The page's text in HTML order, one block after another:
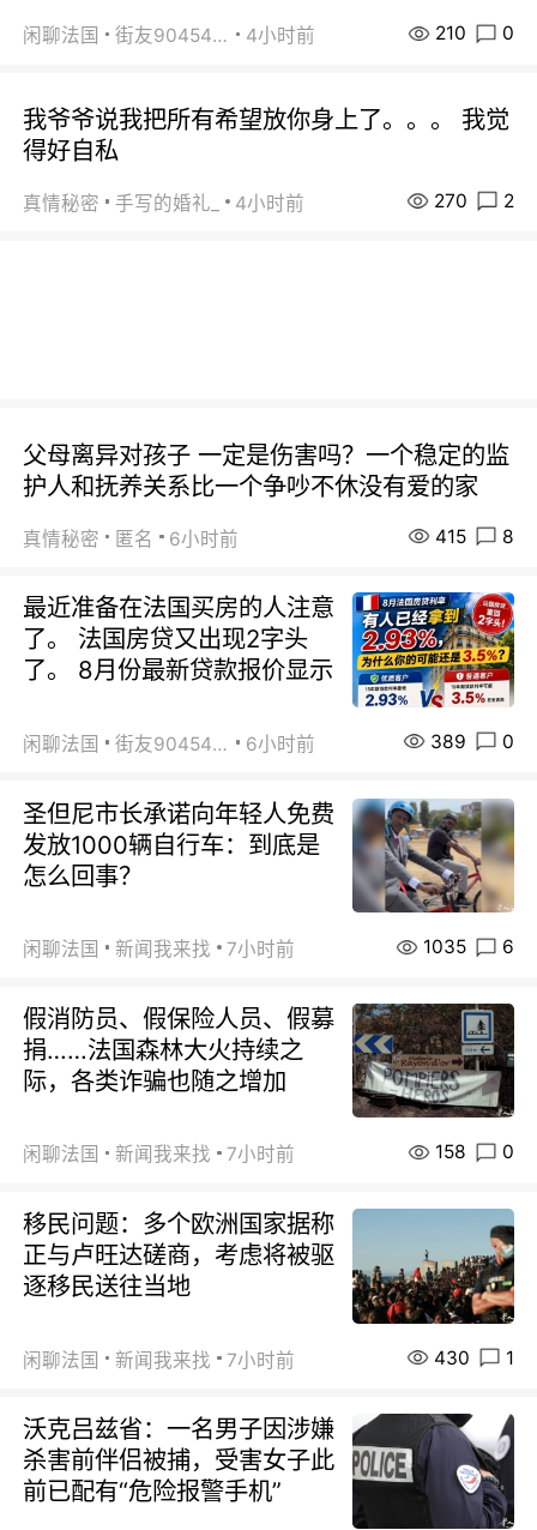
闲聊法国 街友90454511 4小时前 210 0
我爷爷说我把所有希望放你身上了。。。 我觉
得好自私
真情秘密 手写的婚礼_ 4小时前 270 2
父母离异对孩子 一定是伤害吗？一个稳定的监
护人和抚养关系比一个争吵不休没有爱的家
真情秘密 匿名 6小时前 415 8
最近准备在法国买房的人注意
了。 法国房贷又出现2字头
了。 8月份最新贷款报价显示
闲聊法国 街友90454511 6小时前 389 0
圣但尼市长承诺向年轻人免费
发放1000辆自行车：到底是
怎么回事？
闲聊法国 新闻我来找 7小时前 1035 6
假消防员、假保险人员、假募
捐……法国森林大火持续之
际，各类诈骗也随之增加
闲聊法国 新闻我来找 7小时前 158 0
移民问题：多个欧洲国家据称
正与卢旺达磋商，考虑将被驱
逐移民送往当地
闲聊法国 新闻我来找 7小时前 430 1
沃克吕兹省：一名男子因涉嫌
杀害前伴侣被捕，受害女子此
前已配有“危险报警手机”